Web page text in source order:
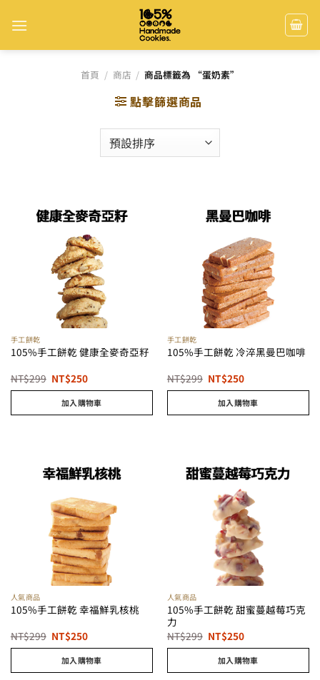
首頁 / 商店 / 商品標籤為 “蛋奶素”
點擊篩選商品
手工餅乾
105%手工餅乾 健康全麥奇亞籽
NT$299 原
始
價
格：
NT$299。
NT$250目
前
價
格：
NT$250。
加入購物車
手工餅乾
105%手工餅乾 冷淬黑曼巴咖啡
NT$299 原
始
價
格：
NT$299。
NT$250目
前
價
格：
NT$250。
加入購物車
人氣商品
105%手工餅乾 幸福鮮乳核桃
NT$299 原
始
價
格：
NT$299。
NT$250目
前
價
格：
NT$250。
加入購物車
人氣商品
105%手工餅乾 甜蜜蔓越莓巧克
力
NT$299 原
始
價
格：
NT$299。
NT$250目
前
價
格：
NT$250。
加入購物車